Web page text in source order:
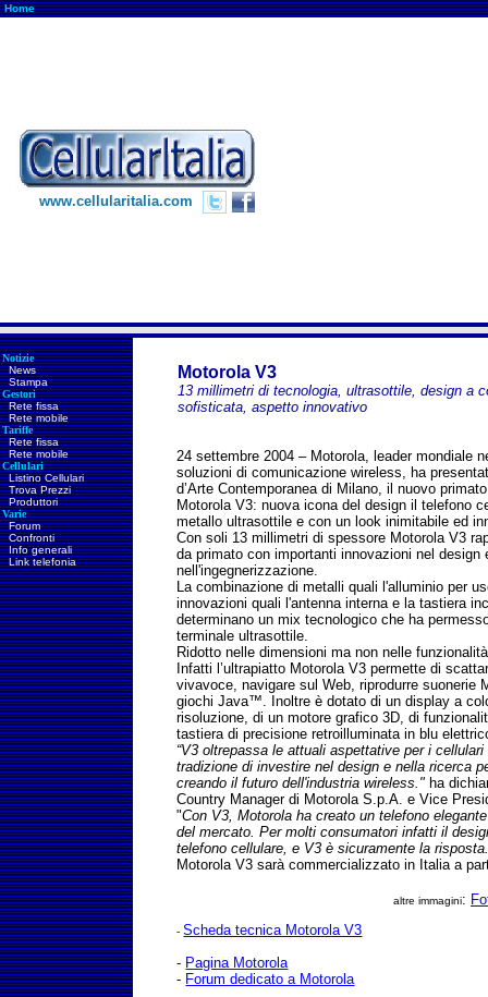
Home
www.cellularitalia.com
Notizie
News
Stampa
Gestori
Rete fissa
Rete mobile
Tariffe
Rete fissa
Rete mobile
Cellulari
Listino Cellulari
Trova Prezzi
Produttori
Varie
Forum
Confronti
Info generali
Link telefonia
Motorola V3
13 millimetri di tecnologia, ultrasottile, design a
sofisticata, aspetto innovativo
24 settembre 2004 – Motorola, leader mondiale
soluzioni di comunicazione wireless, ha
d’Arte Contemporanea di Milano, il nuovo
Motorola V3: nuova icona del design il telefono
metallo ultrasottile e con un look inimitabile ed
Con soli 13 millimetri di spessore Motorola V3
da primato con importanti innovazioni nel design
nell'ingegnerizzazione.
La combinazione di metalli quali l'alluminio per
innovazioni quali l'antenna interna e la tastiera
determinano un mix tecnologico che ha
terminale ultrasottile.
Ridotto nelle dimensioni ma non nelle
Infatti l’ultrapiatto Motorola V3 permette di
vivavoce, navigare sul Web, riprodurre suonerie
giochi Java™. Inoltre è dotato di un display a
risoluzione, di un motore grafico 3D, di
tastiera di precisione retroilluminata in blu
“V3 oltrepassa le attuali aspettative per i
tradizione di investire nel design e nella ricerca
creando il futuro dell'industria wireless." ha
Country Manager di Motorola S.p.A. e Vice
"Con V3, Motorola ha creato un telefono
del mercato. Per molti consumatori infatti il
telefono cellulare, e V3 è sicuramente la
Motorola V3 sarà commercializzato in Italia a
altre immagini:
-Scheda tecnica Motorola V3
- Pagina Motorola
- Forum dedicato a Motorola